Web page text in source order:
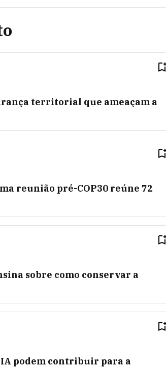
territorial que ameaçam a
reunião pré-COP30 reúne 72
sobre como conservar a
IA podem contribuir para a